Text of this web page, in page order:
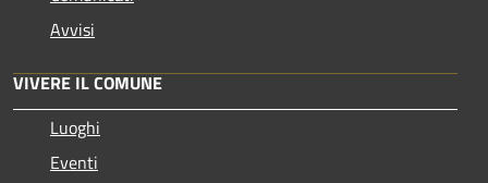
Avvisi
VIVERE IL COMUNE
Luoghi
Eventi